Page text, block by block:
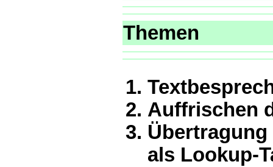
Themen
Auffrischen
als Lookup-